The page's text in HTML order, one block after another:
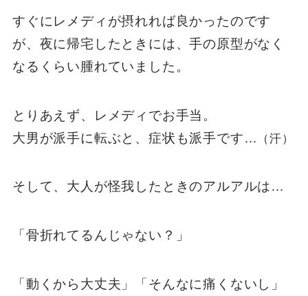
すぐにレメディが摂れれば良かったのです
が、夜に帰宅したときには、手の原型がなく
なるくらい腫れていました。
とりあえず、レメディでお手当。
大男が派手に転ぶと、症状も派手です…
（汗）
そして、大人が怪我したときのアルアルは…
「骨折れてるんじゃない？」
「動くから大丈夫」「そんなに痛くないし」